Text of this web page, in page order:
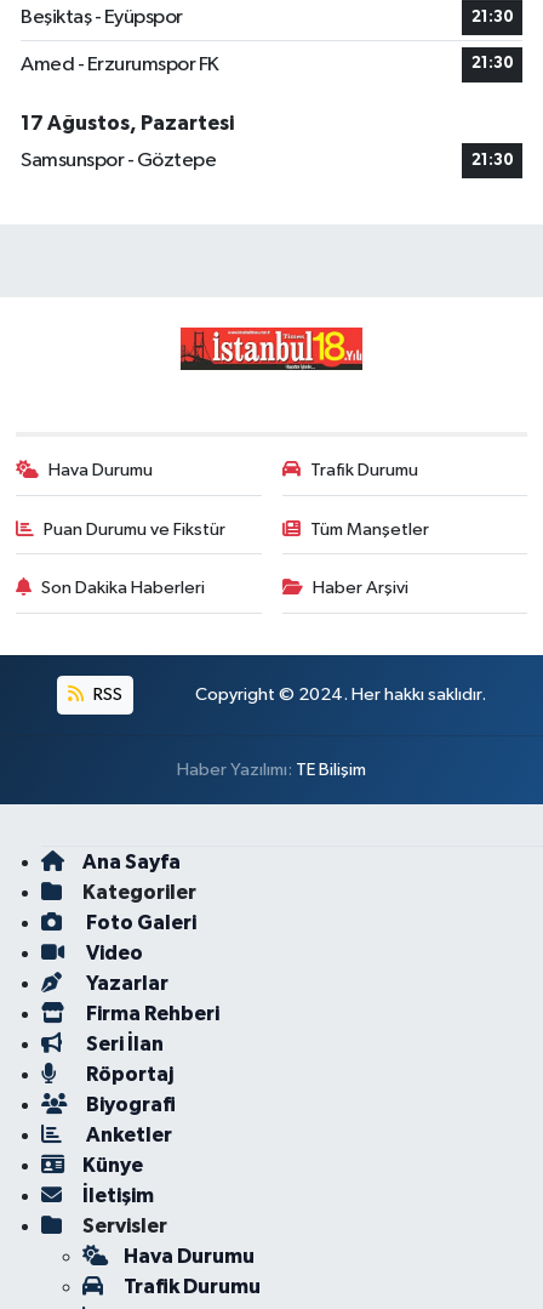
Beşiktaş - Eyüpspor 21:30
Amed - Erzurumspor FK 21:30
17 Ağustos, Pazartesi
Samsunspor - Göztepe
21:30
Hava Durumu Trafik Durumu
Puan Durumu ve Fikstür Tüm Manşetler
Son Dakika Haberleri Haber Arşivi
RSS Copyright © 2024. Her hakkı saklıdır.
Haber Yazılımı: TE Bilişim
Ana Sayfa
Kategoriler
Foto Galeri
Video
Yazarlar
Firma Rehberi
Seri İlan
Röportaj
Biyografi
Anketler
Künye
İletişim
Servisler
Hava Durumu
Trafik Durumu